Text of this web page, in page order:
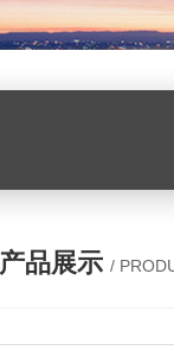
产品展示 /